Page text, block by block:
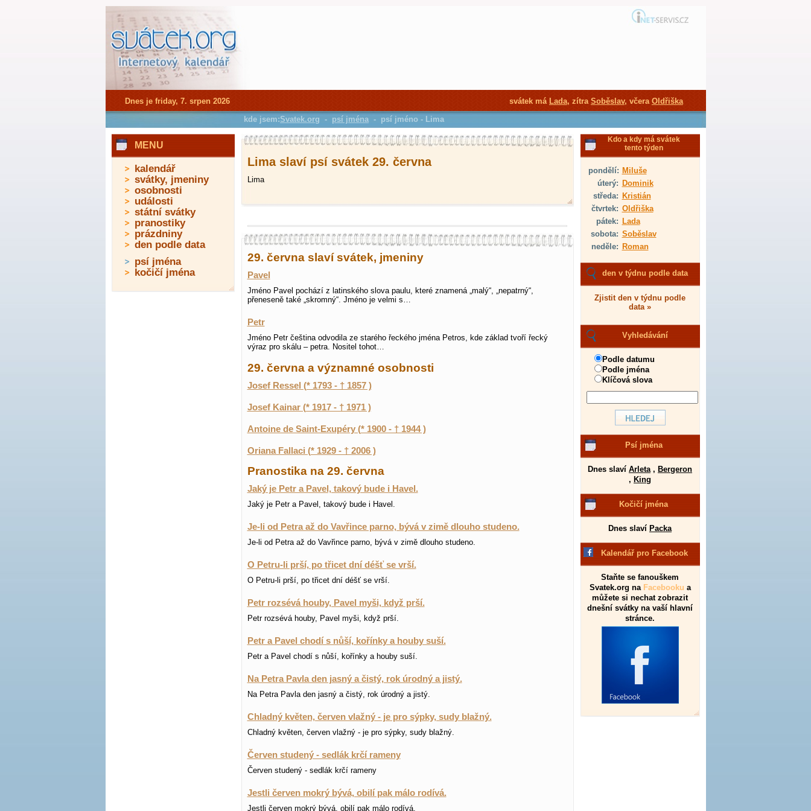
Lima slaví psí svátek 29. června
Lima
29. června slaví svátek, jmeniny
Pavel
Jméno Pavel pochází z latinského slova paulu, které znamená „malý“, „nepatrný“,
přeneseně také „skromný“. Jméno je velmi s…
Petr
Jméno Petr čeština odvodila ze starého řeckého jména Petros, kde základ tvoří řecký
výraz pro skálu – petra. Nositel tohot…
29. června a významné osobnosti
Josef Ressel (* 1793 - † 1857 )
Josef Kainar (* 1917 - † 1971 )
Antoine de Saint-Exupéry (* 1900 - † 1944 )
Oriana Fallaci (* 1929 - † 2006 )
Pranostika na 29. června
Jaký je Petr a Pavel, takový bude i Havel.
Jaký je Petr a Pavel, takový bude i Havel.
Je-li od Petra až do Vavřince parno, bývá v zimě dlouho studeno.
Je-li od Petra až do Vavřince parno, bývá v zimě dlouho studeno.
O Petru-li prší, po třicet dní déšť se vrší.
O Petru-li prší, po třicet dní déšť se vrší.
Petr rozsévá houby, Pavel myši, když prší.
Petr rozsévá houby, Pavel myši, když prší.
Petr a Pavel chodí s nůší, kořínky a houby suší.
Petr a Pavel chodí s nůší, kořínky a houby suší.
Na Petra Pavla den jasný a čistý, rok úrodný a jistý.
Na Petra Pavla den jasný a čistý, rok úrodný a jistý.
Chladný květen, červen vlažný - je pro sýpky, sudy blažný.
Chladný květen, červen vlažný - je pro sýpky, sudy blažný.
Červen studený - sedlák krčí rameny
Červen studený - sedlák krčí rameny
Jestli červen mokrý bývá, obilí pak málo rodívá.
Jestli červen mokrý bývá, obilí pak málo rodívá.
Kdo a kdy má svátek
tento týden
pondělí: Miluše
úterý: Dominik
středa: Kristián
čtvrtek: Oldřiška
pátek: Lada
sobota: Soběslav
neděle: Roman
den v týdnu podle data
Zjistit den v týdnu podle
data »
Vyhledávání
Podle datumu
Podle jména
Klíčová slova
Psí jména
Dnes slaví Arleta, Bergeron
, King
Kočičí jména
Dnes slaví Packa
Kalendář pro Facebook
Staňte se fanouškem
Svatek.org na Facebooku a
můžete si nechat zobrazit
dnešní svátky na vaší hlavní
stránce.
MENU
kalendář
svátky, jmeniny
osobnosti
události
státní svátky
pranostiky
prázdniny
den podle data
psí jména
kočičí jména
Dnes je friday, 7. srpen 2026 svátek má Lada, zítra Soběslav, včera Oldřiška
kde jsem:Svatek.org - psí jména - psí jméno - Lima